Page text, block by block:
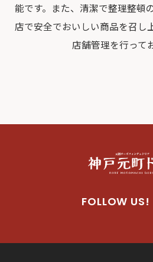
能です。また、清潔で整理整頓
店で安全でおいしい商品を召し
店舗管理を行って
FOLLOW US!